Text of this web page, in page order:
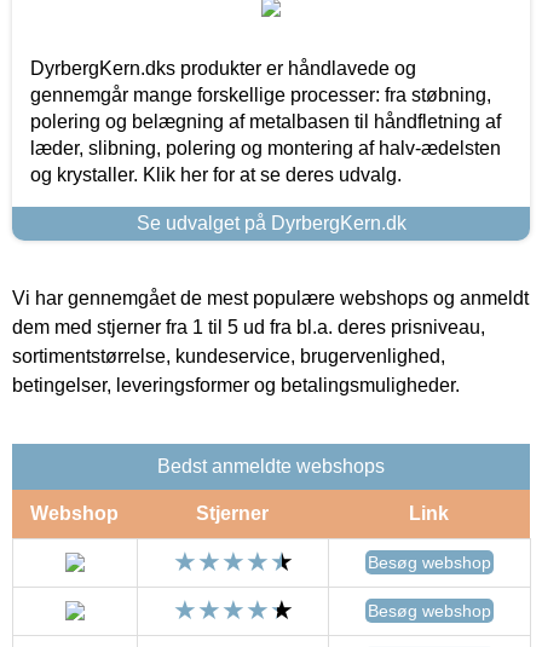
DyrbergKern.dks produkter er håndlavede og
gennemgår mange forskellige processer: fra støbning,
polering og belægning af metalbasen til håndfletning af
læder, slibning, polering og montering af halv-ædelsten
og krystaller. Klik her for at se deres udvalg.
Se udvalget på DyrbergKern.dk
Vi har gennemgået de mest populære webshops og anmeldt
dem med stjerner fra 1 til 5 ud fra bl.a. deres prisniveau,
sortimentstørrelse, kundeservice, brugervenlighed,
betingelser, leveringsformer og betalingsmuligheder.
Bedst anmeldte webshops
Webshop Stjerner Link
Besøg webshop
Besøg webshop